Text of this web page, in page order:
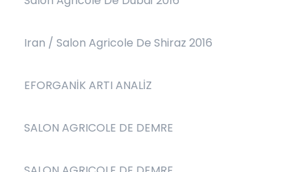
Iran / Salon Agricole De Shiraz 2016
EFORGANİK ARTI ANALİZ
SALON AGRICOLE DE DEMRE